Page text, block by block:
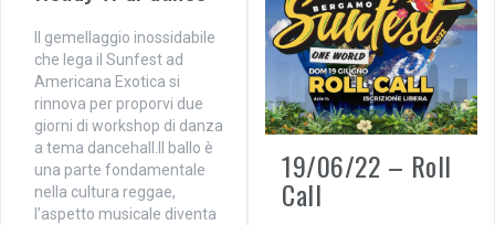
Il gemellaggio inossidabile
che lega il Sunfest ad
Americana Exotica si
rinnova per proporvi due
giorni di workshop di danza
a tema dancehall.Il ballo è
una parte fondamentale
nella cultura reggae,
l’aspetto musicale diventa
19/06/22 – Roll
Call